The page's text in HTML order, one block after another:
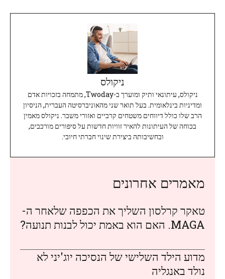
ניקולס
ניקולס, עיתונאי ותיק ומוערך ב-Twoday, מתמחה בזכויות אדם
ומדיניות בינלאומית. בעל תואר שני מהאוניברסיטה העברית, הניסיון
הרב שלו כולל דיווחים משטחים קרביים ואזורי משבר. ניקולס מאמין
בכוחה של העיתונות להאיר זוויות חדשות על סיפורים מורכבים,
ובחשיבותה ביצירת שינוי חברתי חיובי.
מאמרים אחרונים
טאקר קרלסון השליך את הכפפה שלאחר ה-
MAGA. האם הוא באמת יכול לבנות תנועה?
מדוע הילד השלישי של הנסיכה יוג'יני לא
נולד באנגליה